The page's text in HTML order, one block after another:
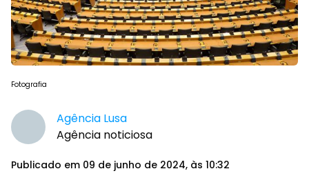
Fotografia
Agência Lusa
Agência noticiosa
Publicado em 09 de junho de 2024, às 10:32